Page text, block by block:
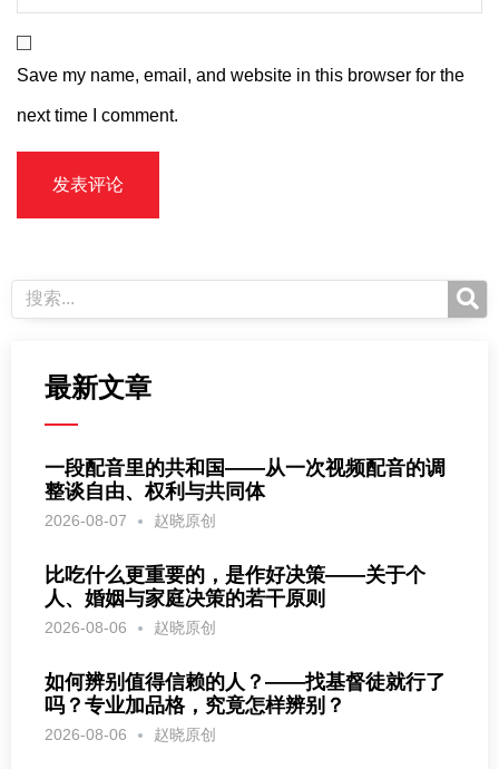
Save my name, email, and website in this browser for the
next time I comment.
最新文章
一段配音里的共和国——从一次视频配音的调
整谈自由、权利与共同体
2026-08-07 赵晓原创
比吃什么更重要的，是作好决策——关于个
人、婚姻与家庭决策的若干原则
2026-08-06 赵晓原创
如何辨别值得信赖的人？——找基督徒就行了
吗？专业加品格，究竟怎样辨别？
2026-08-06 赵晓原创